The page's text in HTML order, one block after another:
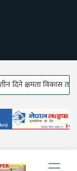
क्षमता विकास तालिम